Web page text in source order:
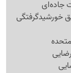
زمان دقیق خورشیدگرفتگی
متحده